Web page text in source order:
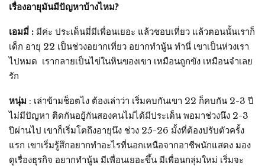
เรื่องอายุมันมีปัญหาบ้างไหม?
เอมมี่ : มีค่ะ ประเด็นมี่มีเพื่อนเยอะ แล้วชอบเที่ยว แล้วตอนนั้นเราก็
เด็ก อายุ 22 เป็นช่วงอยากเที่ยว อยากทำนู้น ทำนี่ เขาเป็นห่วงเรา
ไปหมด เรากลายเป็นไข่ในหินของเขา เหมือนถูกขัง เหมือนจำเลย
รัก
หนุ่ม : เล่าข้ามช็อตไง ต้องเล่าว่า เริ่มคบกันเขา 22 ก็คบกัน 2-3 ปี
ไม่มีปัญหา ติดกันอยู้กันสองคนไม่ได้มีประเด็น พอมาช่วงนึง 2-3
ปีผ่านไป เขาก็เริ่มโตถึงอายุนึง ช่วง 25-26 มั้งที่ต้องปรับตัวครั้ง
แรก เขาเริ่มรู้สึกอยากทำอะไรที่นอกเหนือจากอาชีพนักแสดง มอง
ดูเรื่องธุรกิจ อยากทำนู้น มีเพื่อนเยอะขึ้น มีเพื่อนกลุ่มใหม่ เริ่มจะ